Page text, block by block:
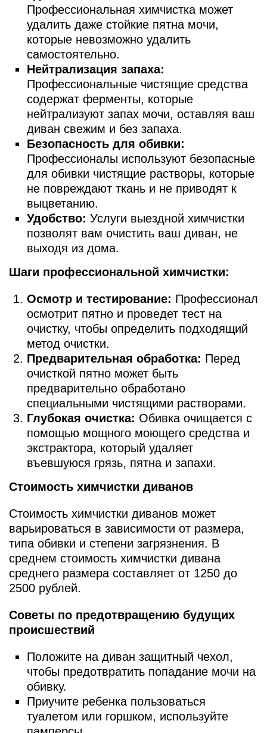
Профессиональная химчистка может
удалить даже стойкие пятна мочи,
которые невозможно удалить
самостоятельно.
Нейтрализация запаха:
Профессиональные чистящие средства
содержат ферменты, которые
нейтрализуют запах мочи, оставляя ваш
диван свежим и без запаха.
Безопасность для обивки:
Профессионалы используют безопасные
для обивки чистящие растворы, которые
не повреждают ткань и не приводят к
выцветанию.
Удобство: Услуги выездной химчистки
позволят вам очистить ваш диван, не
выходя из дома.
Шаги профессиональной химчистки:
Осмотр и тестирование: Профессионал
осмотрит пятно и проведет тест на
очистку, чтобы определить подходящий
метод очистки.
Предварительная обработка: Перед
очисткой пятно может быть
предварительно обработано
специальными чистящими растворами.
Глубокая очистка: Обивка очищается с
помощью мощного моющего средства и
экстрактора, который удаляет
въевшуюся грязь, пятна и запахи.
Стоимость химчистки диванов
Стоимость химчистки диванов может
варьироваться в зависимости от размера,
типа обивки и степени загрязнения. В
среднем стоимость химчистки дивана
среднего размера составляет от 1250 до
2500 рублей.
Советы по предотвращению будущих
происшествий
Положите на диван защитный чехол,
чтобы предотвратить попадание мочи на
обивку.
Приучите ребенка пользоваться
туалетом или горшком, используйте